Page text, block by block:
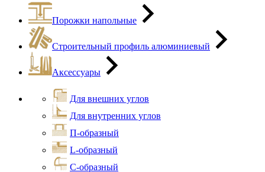
Порожки напольные
Строительный профиль алюминиевый
Аксессуары
Для внешних углов
Для внутренних углов
П-образный
L-образный
С-образный